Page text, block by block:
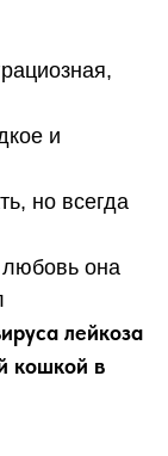
и
но всегда
она
лейкоза
кошкой в